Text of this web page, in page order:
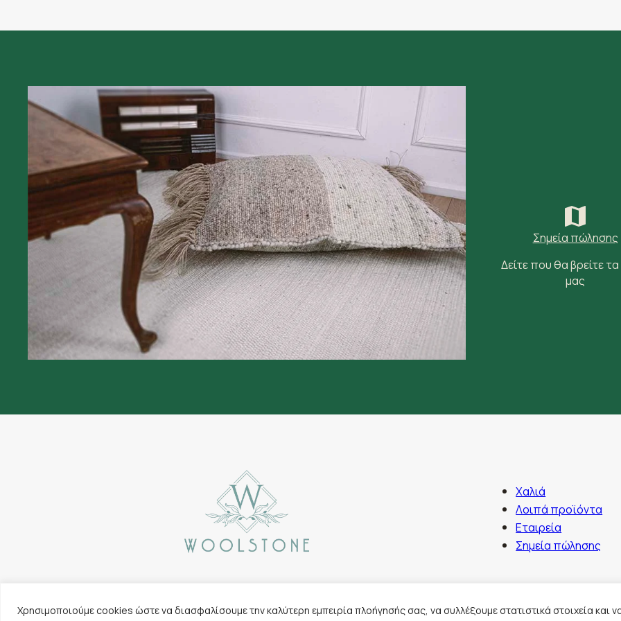
Χρησιμοποιούμε cookies ώστε να διασφαλίσουμε την καλύτερη εμπειρία πλοήγησής σας, να συλλέξουμε στατιστικά στοιχεία και
Houseconcept
Αλέκου Παναγούλη 33β, 14231 Νέα Ιωνια
halihali.gr
inspiredeco.gr
RoyalCarpet (Χαλάνδρι)
Λ.Κηφισίας 360Α, Χαλάνδρι
royalcarpet.gr
RoyalCarpet (Καλαμαριά)
Ανδιανουπόλεως 8, Καλαμαριά
royalcarpet.gr
Σημεία πώλησης
Δείτε που θα βρείτε τα
μας
Χαλιά
Λοιπά προϊόντα
Εταιρεία
Σημεία πώλησης